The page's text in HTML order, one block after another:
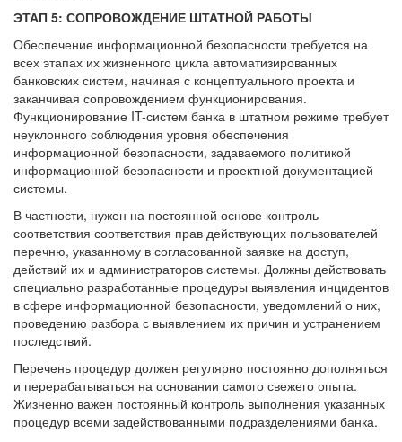
ЭТАП 5: СОПРОВОЖДЕНИЕ ШТАТНОЙ РАБОТЫ
Обеспечение информационной безопасности требуется на
всех этапах их жизненного цикла автоматизированных
банковских систем, начиная с концептуального проекта и
заканчивая сопровождением функционирования.
Функционирование IT-систем банка в штатном режиме требует
неуклонного соблюдения уровня обеспечения
информационной безопасности, задаваемого политикой
информационной безопасности и проектной документацией
системы.
В частности, нужен на постоянной основе контроль
соответствия соответствия прав действующих пользователей
перечню, указанному в согласованной заявке на доступ,
действий их и администраторов системы. Должны действовать
специально разработанные процедуры выявления инцидентов
в сфере информационной безопасности, уведомлений о них,
проведению разбора с выявлением их причин и устранением
последствий.
Перечень процедур должен регулярно постоянно дополняться
и перерабатываться на основании самого свежего опыта.
Жизненно важен постоянный контроль выполнения указанных
процедур всеми задействованными подразделениями банка.